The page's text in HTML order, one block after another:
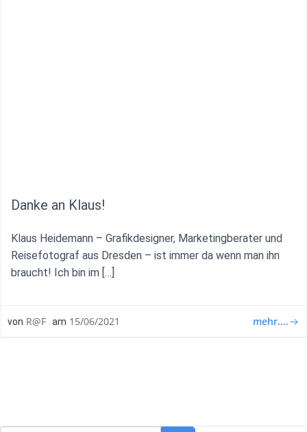
Danke an Klaus!
Klaus Heidemann – Grafikdesigner, Marketingberater und
Reisefotograf aus Dresden – ist immer da wenn man ihn
braucht! Ich bin im […]
von R@F am 15/06/2021 mehr....